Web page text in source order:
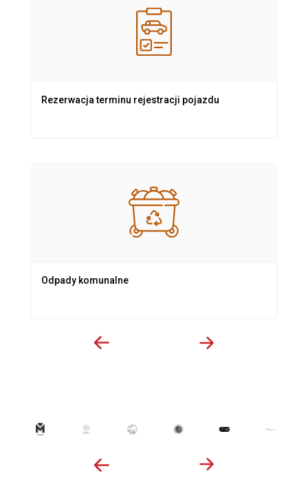
Rezerwacja terminu rejestracji pojazdu
Odpady komunalne